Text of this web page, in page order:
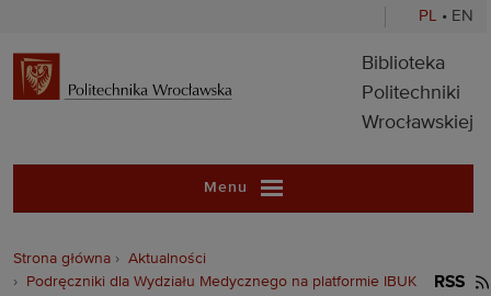
PL • EN
Biblioteka
Biblioteka
Politechniki
Wrocławskiej
Menu
Strona główna
Aktualności
Podręczniki dla Wydziału Medycznego na platformie IBUK
RSS